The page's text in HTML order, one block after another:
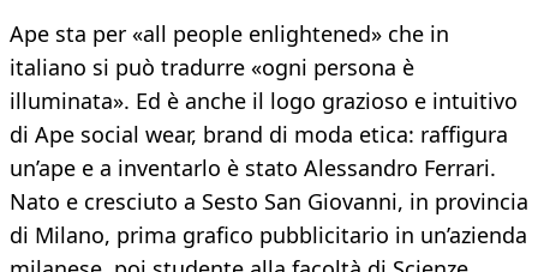
Ape sta per «all people enlightened» che in
italiano si può tradurre «ogni persona è
illuminata». Ed è anche il logo grazioso e intuitivo
di Ape social wear, brand di moda etica: raffigura
un’ape e a inventarlo è stato Alessandro Ferrari.
Nato e cresciuto a Sesto San Giovanni, in provincia
di Milano, prima grafico pubblicitario in un’azienda